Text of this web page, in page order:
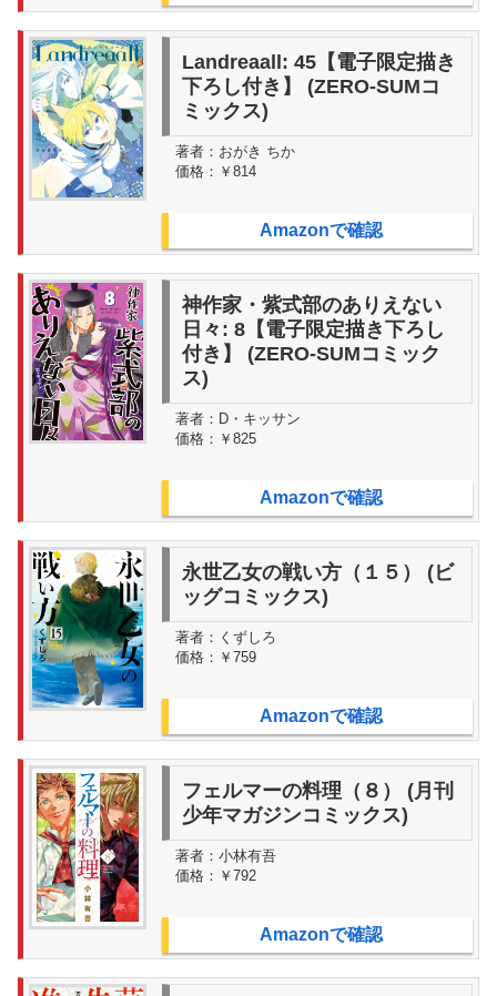
Landreaall: 45【電子限定描き
下ろし付き】 (ZERO-SUMコ
ミックス)
著者： おがき ちか
価格： ￥814
Amazonで確認
神作家・紫式部のありえない
日々: 8【電子限定描き下ろし
付き】 (ZERO-SUMコミック
ス)
著者： D・キッサン
価格： ￥825
Amazonで確認
永世乙女の戦い方（１５） (ビ
ッグコミックス)
著者： くずしろ
価格： ￥759
Amazonで確認
フェルマーの料理（８） (月刊
少年マガジンコミックス)
著者： 小林有吾
価格： ￥792
Amazonで確認